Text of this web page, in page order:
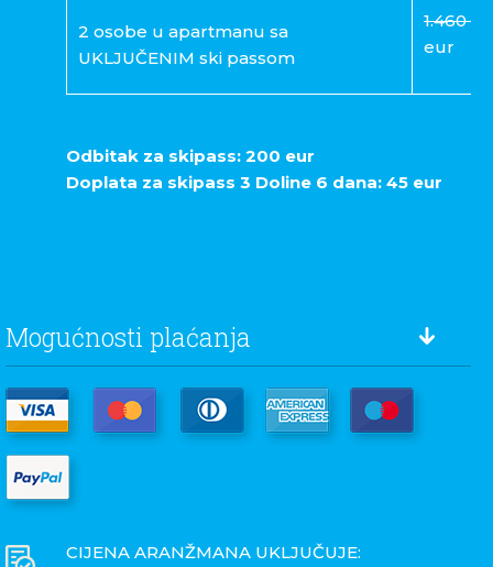
2 osobe u apartmanu sa
UKLJUČENIM ski passom
1.460
eur
Odbitak za skipass: 200 eur
Doplata za skipass 3 Doline 6 dana: 45 eur
Mogućnosti plaćanja
CIJENA ARANŽMANA UKLJUČUJE: